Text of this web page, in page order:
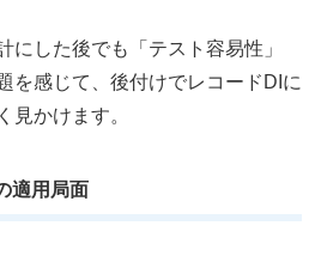
にした後でも「テスト容易性」
を感じて、後付けでレコードDIに
見かけます。
適用局面